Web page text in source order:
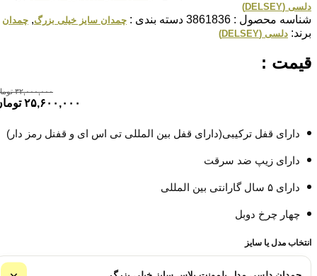
دلسی (DELSEY)
شناسه محصول : 3861836 دسته بندی : چمدان سایز خیلی بزرگ,چمدان
برند:دلسی (DELSEY)
قیمت :
۳۲,۰۰۰,۰۰۰ تومان
۲۵,۶۰۰,۰۰۰ تومان
دارای قفل ترکیبی(دارای قفل بین المللی تی اس ای و قفنل رمز دار)
دارای زیپ ضد سرقت
دارای ۵ سال گارانتی بین المللی
چهار چرخ دوبل
انتخاب مدل یا سایز